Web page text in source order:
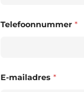
Telefoonnummer *
E-mailadres *